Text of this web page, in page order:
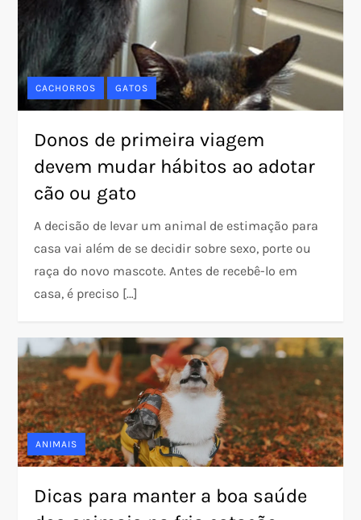
CACHORROS GATOS
Donos de primeira viagem
devem mudar hábitos ao adotar
cão ou gato
A decisão de levar um animal de estimação para
casa vai além de se decidir sobre sexo, porte ou
raça do novo mascote. Antes de recebê-lo em
casa, é preciso […]
ANIMAIS
Dicas para manter a boa saúde